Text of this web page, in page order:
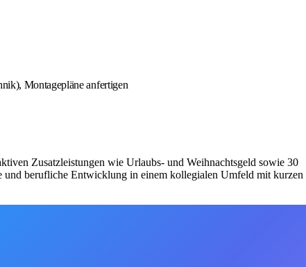
Montagepläne anfertigen
Zusatzleistungen wie Urlaubs- und Weihnachtsgeld sowie 30
und berufliche Entwicklung in einem kollegialen Umfeld mit kurzen